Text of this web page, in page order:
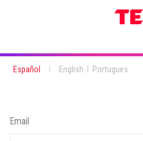
Español English Portugues
Email